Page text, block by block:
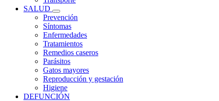
SALUD
Prevención
Síntomas
Enfermedades
Tratamientos
Remedios caseros
Parásitos
Gatos mayores
Reproducción y gestación
Higiene
DEFUNCIÓN